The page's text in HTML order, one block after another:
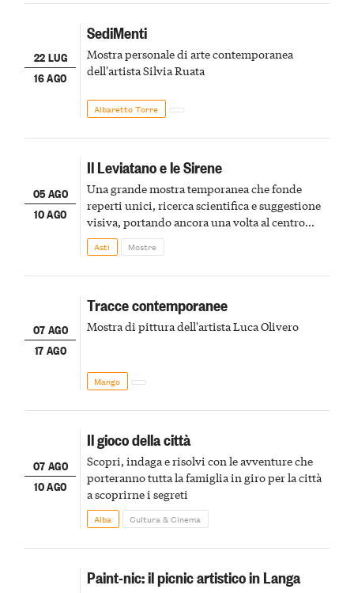
22 LUG
16 AGO
SediMenti
Mostra personale di arte contemporanea
dell'artista Silvia Ruata
Albaretto Torre
05 AGO
10 AGO
Il Leviatano e le Sirene
Una grande mostra temporanea che fonde
reperti unici, ricerca scientifica e suggestione
visiva, portando ancora una volta al centro
della scena le meraviglie del passato astigiano
Asti Mostre
07 AGO
17 AGO
Tracce contemporanee
Mostra di pittura dell'artista Luca Olivero
Mango
07 AGO
10 AGO
Il gioco della città
Scopri, indaga e risolvi con le avventure che
porteranno tutta la famiglia in giro per la città
a scoprirne i segreti
Alba Cultura & Cinema
Paint-nic: il picnic artistico in Langa